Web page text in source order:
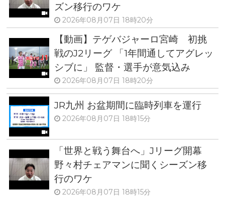
ズン移行のワケ
2026年08月07日 18時20分
【動画】テゲバジャーロ宮崎 初挑
戦のJ2リーグ 「1年間通してアグレッ
シブに」 監督・選手が意気込み
2026年08月07日 18時20分
JR九州 お盆期間に臨時列車を運行
2026年08月07日 18時15分
「世界と戦う舞台へ」Jリーグ開幕
野々村チェアマンに聞くシーズン移
行のワケ
2026年08月07日 18時15分